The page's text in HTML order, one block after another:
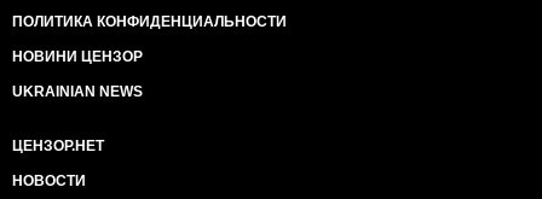
ПОЛИТИКА КОНФИДЕНЦИАЛЬНОСТИ
НОВИНИ ЦЕНЗОР
UKRAINIAN NEWS
ЦЕНЗОР.НЕТ
НОВОСТИ